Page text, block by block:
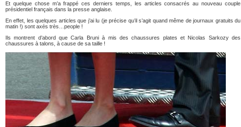
Et quelque chose m’a frappé ces derniers temps, les articles consacrés au nouveau couple
présidentiel français dans la presse anglaise.
En effet, les quelques articles que j’ai lu (je précise qu’il s’agit quand même de journaux gratuits du
matin !) sont axés très…people !
Ils montrent d’abord que Carla Bruni à mis des chaussures plates et Nicolas Sarkozy des
chaussures à talons, à cause de sa taille !